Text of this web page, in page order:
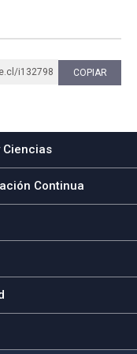
i132798 COPIAR
Ciencias
Continua